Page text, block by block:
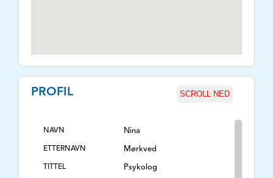
PROFIL SCROLL NED
NAVN Nina
ETTERNAVN Mørkved
TITTEL Psykolog